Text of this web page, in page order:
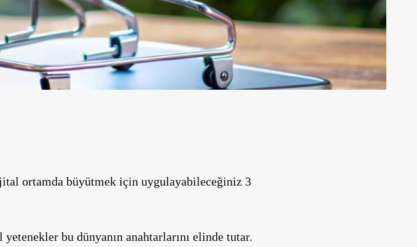
ortamda büyütmek için uygulayabileceğiniz 3
bu dünyanın anahtarlarını elinde tutar.